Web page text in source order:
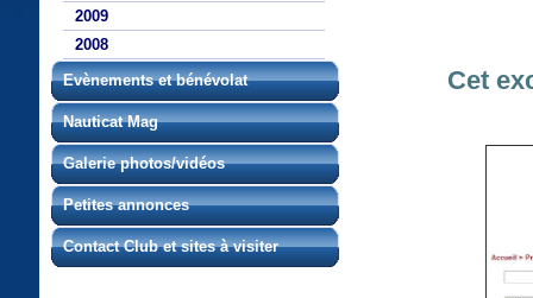
2009
2008
Evènements et bénévolat
Nauticat Mag
Galerie photos/vidéos
Petites annonces
Contact Club et sites à visiter
Cet